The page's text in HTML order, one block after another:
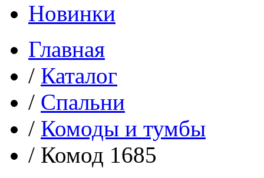
Новинки
Главная
/ Каталог
/ Спальни
/ Комоды и тумбы
/ Комод 1685